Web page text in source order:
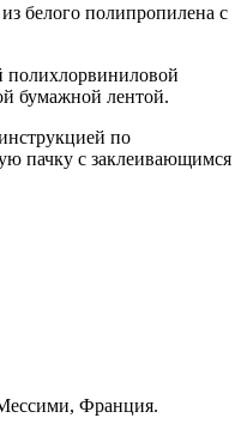
белого полипропилена с
полихлорвиниловой
бумажной лентой.
по
пачку с заклеивающимся
Франция.